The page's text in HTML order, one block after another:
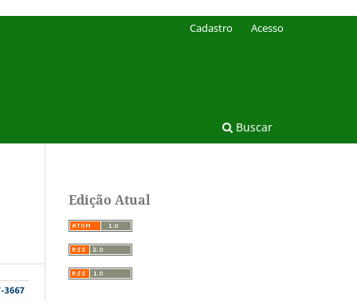
Buscar
Cadastro Acesso
Edição Atual